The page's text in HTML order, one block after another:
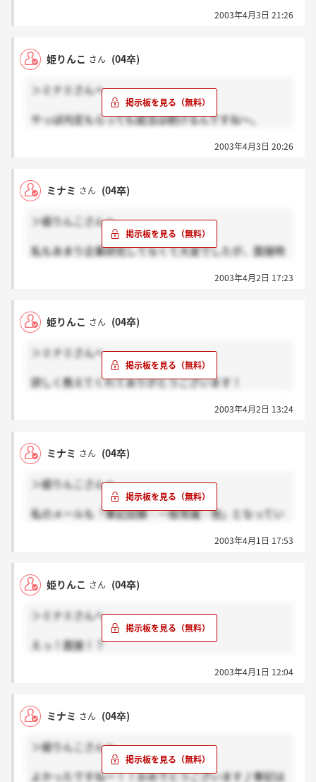
定していそう・・・？という理由からだけでこの業界
に目を向けたもので・・・これこそお恥ずかしい↓↓
ンミックは仕事も面白そうだし、社風もとても良さそ
うだし・・と思い、頑張りました。
ても、自分に合う何かが見つかれば良いかも知れませ
姫りんこさんは今の段階でたくさんの可能性を持って
いるみたいだし、きっと大丈夫ですよ！！ぴったりの
企業が見つかりますよ！
何かサンミックとはかけ離れた話になってしまいまし
たが（笑）、一緒に頑張りましょう！！
2003年4月3日 21:26
姫りんこ さん (04卒)
＞ミナミさんへ
やっぱ内定もらっても就活は続けるんですね～。
でも映画は倍率高すぎだし、化粧品はピンからキリま
で企業があってよくわかんないんですよね。
きゃいけないです。
あとは手広くいろんな業界をちょこちょこ受けてて、
この業界も大企業じゃない2，3社しか受けてないで
でもサンミックは説明会聞いて面白いと思ったし、紙
でもおもしろくないとかやりたくない仕事のとこに無
理に就職するなら、美容部員のバイトとか映画会社の
なんか長々と語ってすいません。
最近、就活に疑問を感じていて・・・。
ミナミさんはしっかりしてそうなので、これからの就
活もうまくいきますよ！がんばってください！
2003年4月3日 20:26
ミナミ さん (04卒)
＞姫りんこさんへ
私もあまり企業研究してなくて大変でしたが、面接時
とは聞かれなかったので大丈夫だと思いますよ♪
サンミック自体は中堅ですが、しっかりとした考えを
持っている会社ですし、何しろ後ろに付いているメー
しろ女性の平均年齢が高いのがとても素晴らしいなー
と個人的には思っています。
とは言いつつ、実は私もまだ他社の選考が残っていて
姫りんこさんは紙・パルプ業界が第一ですか？？
一緒に第一志望の企業に受かりたいですね！！
2003年4月2日 17:23
姫りんこ さん (04卒)
＞ミナミさんへ
詳しく教えてくれてありがとうございます！
実は全然企業研究してなくて、説明会で初めていろい
ろ知ったんですよー。
ちなみに試験は9日です。
あと1週間後だ～。
2003年4月2日 13:24
ミナミ さん (04卒)
＞姫りんこさんへ
私のメールも「筆記試験・一般常識・他」となってい
のんびり筆記を受けに行ってビックリしました笑 し
いや大変でした～！
機・サンミックをどう思うか・大学で頑張ったこと・
希望職種で自分が何をできると思うか・・・などだっ
たと思います。後は履歴書や説明会時に記入した感想
面接官の人事の方はとても穏やかな優しい感じの方で
私は一番最初のグループになったので、総合的に見れ
ば早く終わった方ですが、後のグループになるとけっ
こう遅くなるかも知れませんね・・。
面接自体の時間は3～40分だったと思います。
2003年4月1日 17:53
姫りんこ さん (04卒)
＞ミナミさんへ
えっ！面接！？
「筆記試験、一般常識他」ってなってました。
かね。
時間が長いのも気になってたんですよねー。
教えてもらってよかった～。
いきなりやったらテンパリ過ぎて絶対できないです
よ。
2003年4月1日 12:04
ミナミ さん (04卒)
＞姫りんこさんへ
よかったですねー！！おめでとうございます♪筆記は